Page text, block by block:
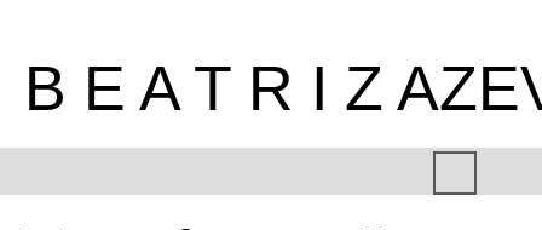
B E A T R I Z